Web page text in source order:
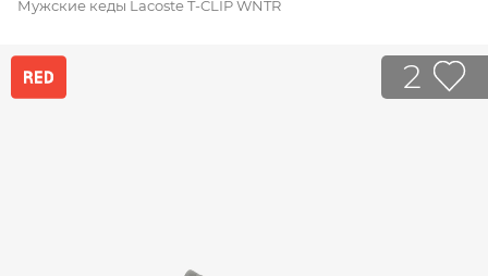
НОВИНКИ
SALE
Мужские кеды Lacoste T-CLIP WNTR
2